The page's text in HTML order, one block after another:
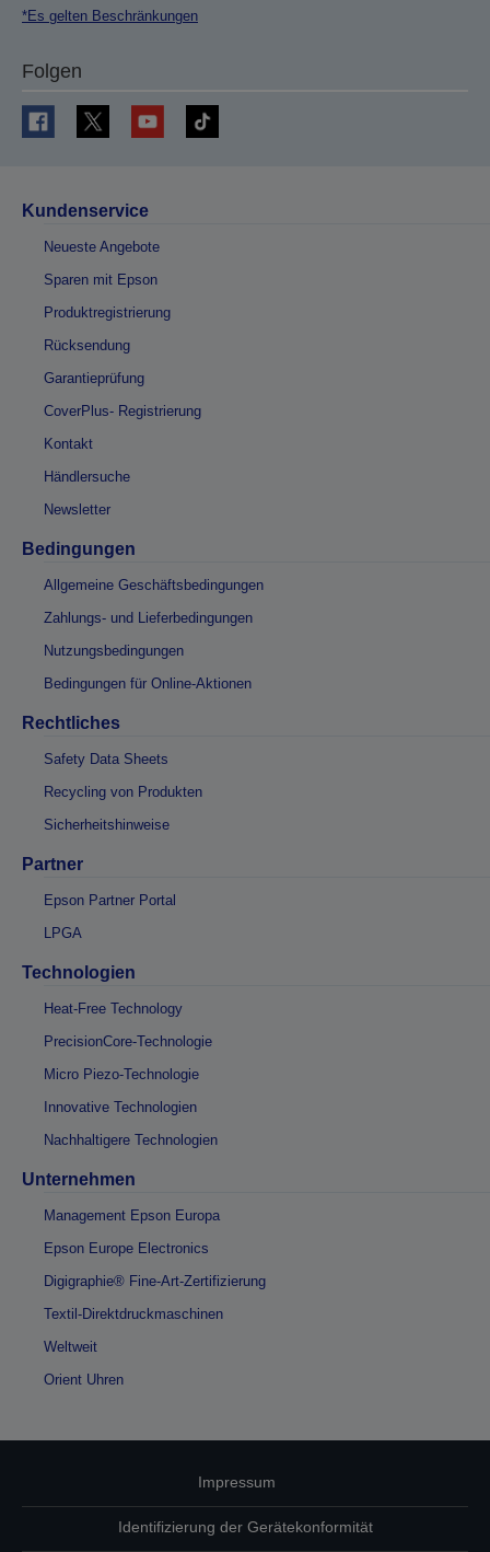
*Es gelten Beschränkungen
Folgen
Kundenservice
Neueste Angebote
Sparen mit Epson
Produktregistrierung
Rücksendung
Garantieprüfung
CoverPlus- Registrierung
Kontakt
Händlersuche
Newsletter
Bedingungen
Allgemeine Geschäftsbedingungen
Zahlungs- und Lieferbedingungen
Nutzungsbedingungen
Bedingungen für Online-Aktionen
Rechtliches
Safety Data Sheets
Recycling von Produkten
Sicherheitshinweise
Partner
Epson Partner Portal
LPGA
Technologien
Heat-Free Technology
PrecisionCore-Technologie
Micro Piezo-Technologie
Innovative Technologien
Nachhaltigere Technologien
Unternehmen
Management Epson Europa
Epson Europe Electronics
Digigraphie® Fine-Art-Zertifizierung
Textil-Direktdruckmaschinen
Weltweit
Orient Uhren
Impressum
Identifizierung der Gerätekonformität